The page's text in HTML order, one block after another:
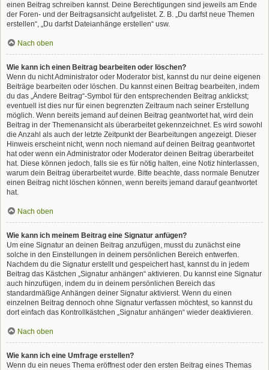
einen Beitrag schreiben kannst. Deine Berechtigungen sind jeweils am Ende
der Foren- und der Beitragsansicht aufgelistet. Z. B. „Du darfst neue Themen
erstellen“, „Du darfst Dateianhänge erstellen“ usw.
Nach oben
Wie kann ich einen Beitrag bearbeiten oder löschen?
Wenn du nicht Administrator oder Moderator bist, kannst du nur deine eigenen
Beiträge bearbeiten oder löschen. Du kannst einen Beitrag bearbeiten, indem
du das „Ändere Beitrag“-Symbol für den entsprechenden Beitrag anklickst;
eventuell ist dies nur für einen begrenzten Zeitraum nach seiner Erstellung
möglich. Wenn bereits jemand auf deinen Beitrag geantwortet hat, wird dein
Beitrag in der Themenansicht als überarbeitet gekennzeichnet. Es wird sowohl
die Anzahl als auch der letzte Zeitpunkt der Bearbeitungen angezeigt. Dieser
Hinweis erscheint nicht, wenn noch niemand auf deinen Beitrag geantwortet
hat oder wenn ein Administrator oder Moderator deinen Beitrag überarbeitet
hat. Diese können jedoch, falls sie es für nötig halten, eine Notiz hinterlassen,
warum dein Beitrag überarbeitet wurde. Bitte beachte, dass normale Benutzer
einen Beitrag nicht löschen können, wenn bereits jemand darauf geantwortet
hat.
Nach oben
Wie kann ich meinem Beitrag eine Signatur anfügen?
Um eine Signatur an deinen Beitrag anzufügen, musst du zunächst eine
solche in den Einstellungen in deinem persönlichen Bereich entwerfen.
Nachdem du die Signatur erstellt und gespeichert hast, kannst du in jedem
Beitrag das Kästchen „Signatur anhängen“ aktivieren. Du kannst eine Signatur
auch hinzufügen, indem du in deinem persönlichen Bereich das
standardmäßige Anhängen deiner Signatur aktivierst. Wenn du einen
einzelnen Beitrag dennoch ohne Signatur verfassen möchtest, so kannst du
dort einfach das Kontrollkästchen „Signatur anhängen“ wieder deaktivieren.
Nach oben
Wie kann ich eine Umfrage erstellen?
Wenn du ein neues Thema eröffnest oder den ersten Beitrag eines Themas